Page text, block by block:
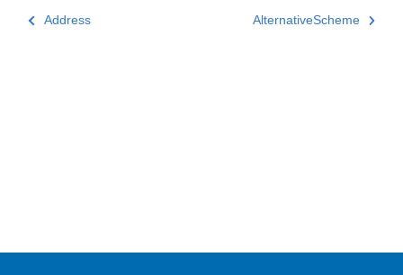
Address AlternativeScheme